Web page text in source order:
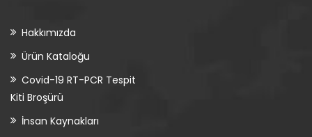
Hakkımızda
Ürün Kataloğu
Covid-19 RT-PCR Tespit
Kiti Broşürü
İnsan Kaynakları